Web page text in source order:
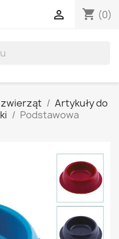
shopping_cart (0)

zwierząt
Artykuły do
Podstawowa